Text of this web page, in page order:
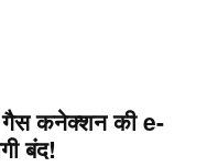
गैस कनेक्शन की e-
बंद!